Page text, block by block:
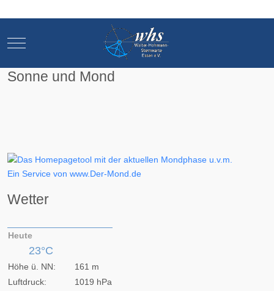
Mobile Menu Toggle
Sonne und Mond
Ein Service von www.Der-Mond.de
Wetter
Heute
23°C
Höhe ü. NN:
161 m
Luftdruck:
1019 hPa